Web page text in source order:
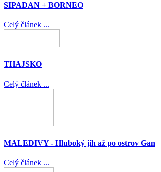
SIPADAN + BORNEO
Celý článek ...
THAJSKO
Celý článek ...
MALEDIVY - Hluboký jih až po ostrov Gan
Celý článek ...